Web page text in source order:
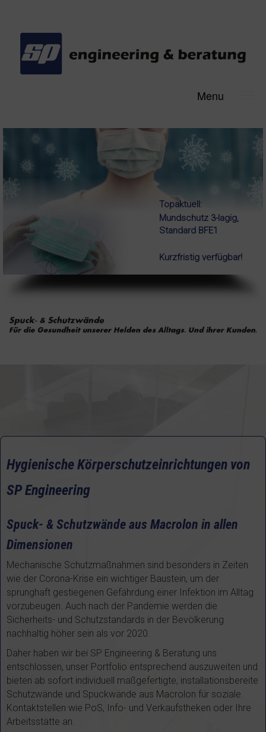
Menu
Topaktuell:
Mundschutz 3-lagig,
Standard BFE1
Kurzfristig verfügbar!
Hygienische Körperschutzeinrichtungen von
SP Engineering
Spuck- & Schutzwände aus Macrolon in allen
Dimensionen
Mechanische Schutzmaßnahmen sind besonders in Zeiten
wie der Corona-Krise ein wichtiger Baustein, um der
sprunghaft gestiegenen Gefährdung einer Infektion im Alltag
vorzubeugen. Auch nach der Pandemie werden die
Sicherheits- und Schutzstandards in der Bevölkerung
nachhaltig höher sein als vor 2020.
Daher haben wir bei SP Engineering & Beratung uns
entschlossen, unser Portfolio entsprechend auszuweiten und
bieten ab sofort individuell maßgefertigte, installationsbereite
Schutzwände und Spuckwände aus Macrolon für soziale
Kontaktstellen wie PoS, Info- und Verkaufstheken oder Ihre
Arbeitsstätte an.